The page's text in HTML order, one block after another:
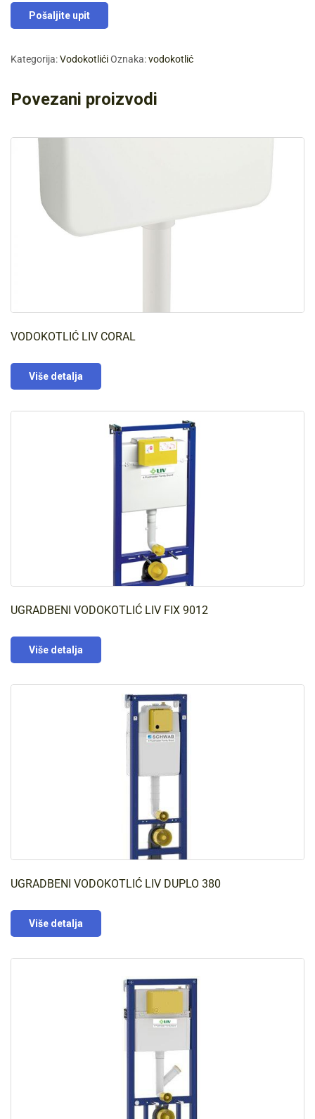
Pošaljite upit
Kategorija:VodokotlićiOznaka:vodokotlić
Povezani proizvodi
VODOKOTLIĆ LIV CORAL
Više detalja
UGRADBENI VODOKOTLIĆ LIV FIX 9012
Više detalja
UGRADBENI VODOKOTLIĆ LIV DUPLO 380
Više detalja